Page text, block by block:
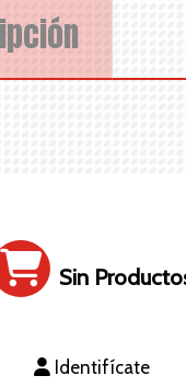
Sin
Identifícate